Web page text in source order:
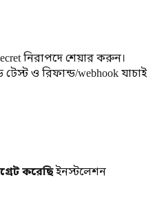
নিরাপদে শেয়ার করুন।
ও রিফান্ড/webhook যাচাই
করেছিইনস্টলেশন